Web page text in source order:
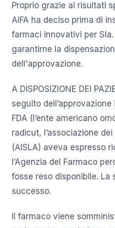
Proprio grazie ai risultati
AIFA ha deciso prima di
farmaci innovativi per
garantirne la
dell'approvazione.
A DISPOSIZIONE DEI
seguito
FDA (l’ente americano
radicut, l’associazione
(AISLA) aveva espresso
l’Agenzia del Farmaco
fosse reso disponibile.
successo.
Il farmaco viene